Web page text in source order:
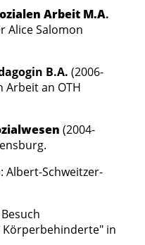
Arbeit M.A.
Alice Salomon
B.A. (2006-
Arbeit an OTH
(2004-
Albert-Schweitzer-
Besuch
in